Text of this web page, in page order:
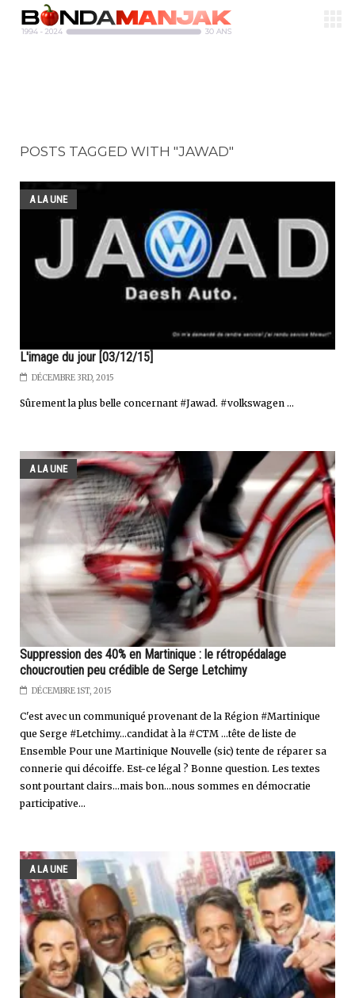
POSTS TAGGED WITH "JAWAD"
A LA UNE
L'image du jour [03/12/15]
DÉCEMBRE 3RD, 2015
Sûrement la plus belle concernant #Jawad. #volkswagen ...
A LA UNE
Suppression des 40% en Martinique : le rétropédalage
choucroutien peu crédible de Serge Letchimy
DÉCEMBRE 1ST, 2015
C'est avec un communiqué provenant de la Région #Martinique
que Serge #Letchimy...candidat à la #CTM ...tête de liste de
Ensemble Pour une Martinique Nouvelle (sic) tente de réparer sa
connerie qui décoiffe. Est-ce légal ? Bonne question. Les textes
sont pourtant clairs...mais bon...nous sommes en démocratie
participative...
A LA UNE